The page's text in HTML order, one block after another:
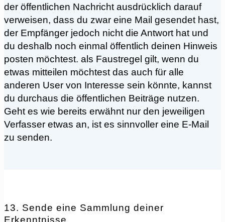
der öffentlichen Nachricht ausdrücklich darauf
verweisen, dass du zwar eine Mail gesendet hast,
der Empfänger jedoch nicht die Antwort hat und
du deshalb noch einmal öffentlich deinen Hinweis
posten möchtest. als Faustregel gilt, wenn du
etwas mitteilen möchtest das auch für alle
anderen User von Interesse sein könnte, kannst
du durchaus die öffentlichen Beiträge nutzen.
Geht es wie bereits erwähnt nur den jeweiligen
Verfasser etwas an, ist es sinnvoller eine E-Mail
zu senden.
13. Sende eine Sammlung deiner
Erkenntnisse